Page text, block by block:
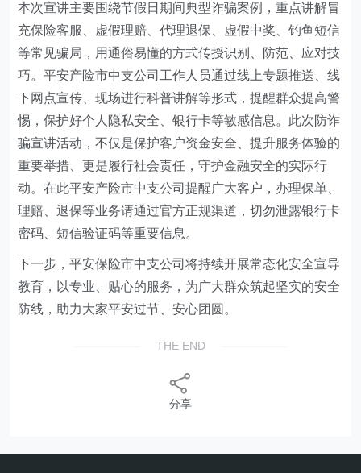
本次宣讲主要围绕节假日期间典型诈骗案例，重点讲解冒
充保险客服、虚假理赔、代理退保、虚假中奖、钓鱼短信
等常见骗局，用通俗易懂的方式传授识别、防范、应对技
巧。平安产险市中支公司工作人员通过线上专题推送、线
下网点宣传、现场进行科普讲解等形式，提醒群众提高警
惕，保护好个人隐私安全、银行卡等敏感信息。此次防诈
骗宣讲活动，不仅是保护客户资金安全、提升服务体验的
重要举措、更是履行社会责任，守护金融安全的实际行
动。在此平安产险市中支公司提醒广大客户，办理保单、
理赔、退保等业务请通过官方正规渠道，切勿泄露银行卡
密码、短信验证码等重要信息。
下一步，平安保险市中支公司将持续开展常态化安全宣导
教育，以专业、贴心的服务，为广大群众筑起坚实的安全
防线，助力大家平安过节、安心团圆。
THE END
分享